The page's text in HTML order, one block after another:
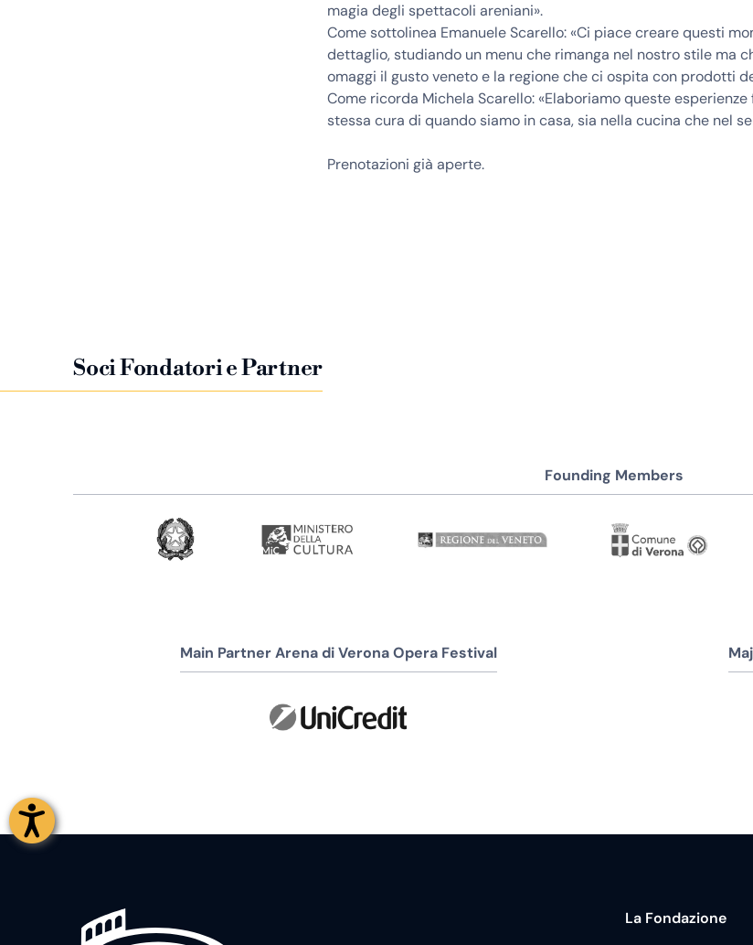
magia degli spettacoli areniani».
Come sottolinea Emanuele Scarello: «Ci piace creare questi
dettaglio, studiando un menu che rimanga nel nostro stile ma
omaggi il gusto veneto e la regione che ci ospita con prodotti
Come ricorda Michela Scarello: «Elaboriamo queste
stessa cura di quando siamo in casa, sia nella cucina che nel
Prenotazioni già aperte.
Soci Fondatori e Partner
Founding Members
Main Partner Arena di Verona Opera Festival
La Fondazione